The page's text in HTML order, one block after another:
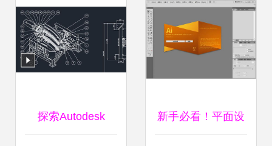
探索Autodesk 新手必看！平面设